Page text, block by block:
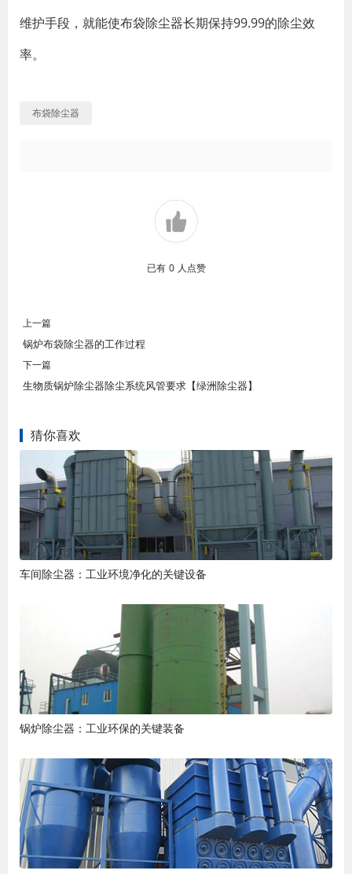
维护手段，就能使布袋除尘器长期保持99.99的除尘效
率。
布袋除尘器
已有 0 人点赞
上一篇
锅炉布袋除尘器的工作过程
下一篇
生物质锅炉除尘器除尘系统风管要求【绿洲除尘器】
猜你喜欢
车间除尘器：工业环境净化的关键设备
锅炉除尘器：工业环保的关键装备